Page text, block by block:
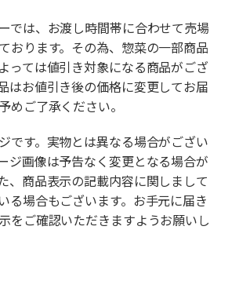
では、お渡し時間帯に合わせて売場
おります。その為、惣菜の一部商品
っては値引き対象になる商品がござ
はお値引き後の価格に変更してお届
めご了承ください。
です。実物とは異なる場合がござい
ジ画像は予告なく変更となる場合が
、商品表示の記載内容に関しまして
る場合もございます。お手元に届き
をご確認いただきますようお願いし